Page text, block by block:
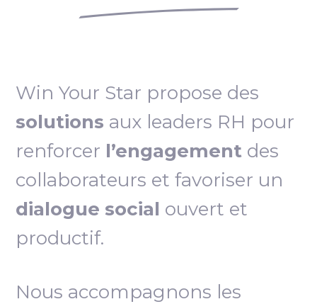
Win Your Star propose des
solutions aux leaders RH pour
renforcer l’engagement des
collaborateurs et favoriser un
dialogue social ouvert et
productif.
Nous accompagnons les